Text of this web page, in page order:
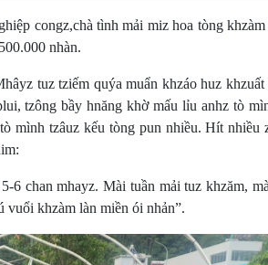
congz,chà tình mải miz hoa tòng khzàm
nhàn.
tuz tziếm quýa muẩn khzáo huz khzuất
tzông bầy hnăng khờ mấu lỉu anhz tò
mình tzâuz kếu tòng pun nhiều. Hít nhiều
mhayz. Mài tuần mải tuz khzăm,
khzàm làn miền ói nhản”.